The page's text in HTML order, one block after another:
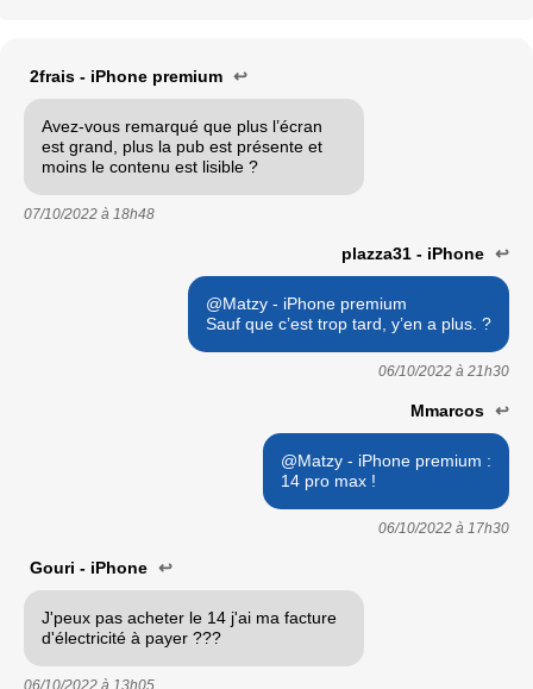
2frais - iPhone premium ↩
Avez-vous remarqué que plus l’écran
est grand, plus la pub est présente et
moins le contenu est lisible ?
07/10/2022 à 18h48
plazza31 - iPhone ↩
@Matzy - iPhone premium
Sauf que c’est trop tard, y’en a plus. ?
06/10/2022 à 21h30
Mmarcos ↩
@Matzy - iPhone premium :
14 pro max !
06/10/2022 à 17h30
Gouri - iPhone ↩
J'peux pas acheter le 14 j'ai ma facture
d'électricité à payer ???
06/10/2022 à 13h05